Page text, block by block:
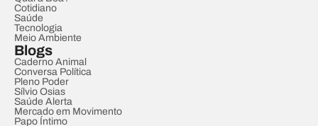
Cotidiano
Saúde
Tecnologia
Meio Ambiente
Blogs
Caderno Animal
Conversa Política
Pleno Poder
Sílvio Osias
Saúde Alerta
Mercado em Movimento
Papo Íntimo